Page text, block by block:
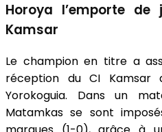
Horoya l’emporte
Kamsar
Le champion en titre a
réception du CI Kamsar
Yorokoguia. Dans un
Matamkas se sont